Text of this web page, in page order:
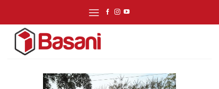
content